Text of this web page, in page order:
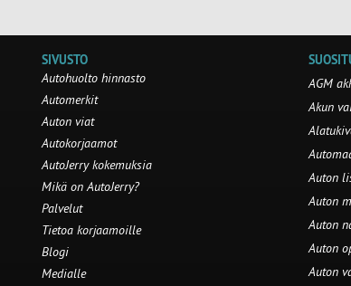
SIVUSTO
Autohuolto hinnasto
Automerkit
Auton viat
Autokorjaamot
AutoJerry kokemuksia
Mikä on AutoJerry?
Palvelut
Tietoa korjaamoille
Blogi
Medialle
AGM
Akun
Auton
Auton
Auton
Auton
Auton